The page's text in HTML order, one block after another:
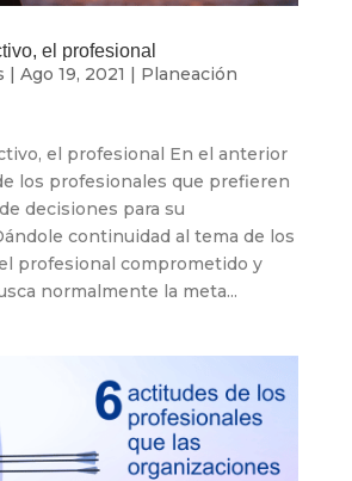
el profesional
| Ago 19, 2021 | Planeación
el profesional En el anterior
los profesionales que prefieren
decisiones para su
continuidad al tema de los
profesional comprometido y
normalmente la meta...